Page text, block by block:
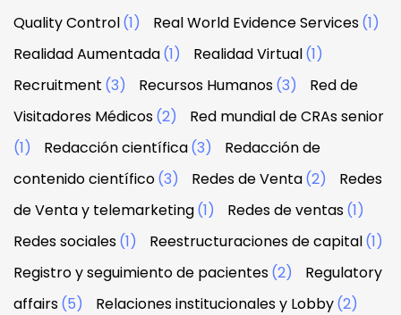
Quality Control(1) Real World Evidence Services(1)
Realidad Aumentada(1) Realidad Virtual(1)
Recruitment (3) Recursos Humanos(3)
Red de
Visitadores Médicos(2)
Red mundial de CRAs senior
(1)
Redacción científica(3)
Redacción de
contenido científico(3) Redes de Venta(2)
Redes
de Venta y telemarketing(1) Redes de ventas(1)
Redes sociales(1) Reestructuraciones de capital(1)
Registro y seguimiento de pacientes(2)
Regulatory
affairs(5) Relaciones institucionales y Lobby(2)